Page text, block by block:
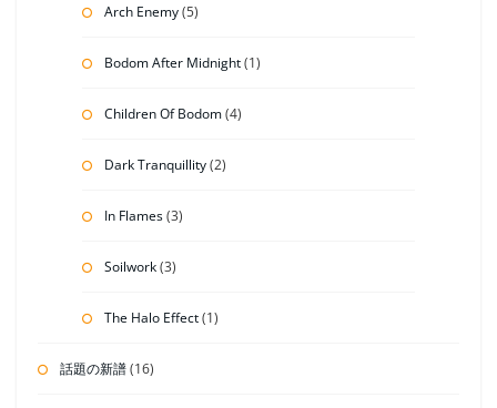
Arch Enemy(5)
Bodom After Midnight(1)
Children Of Bodom(4)
Dark Tranquillity(2)
In Flames(3)
Soilwork(3)
The Halo Effect(1)
話題の新譜(16)